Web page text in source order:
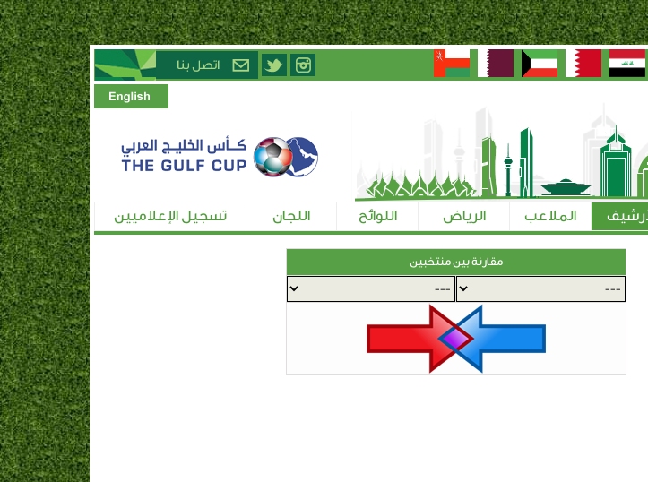
الملاعب الرياض اللوائح اللجان تسجيل الإعلاميين
مقارنة بين منتخبين